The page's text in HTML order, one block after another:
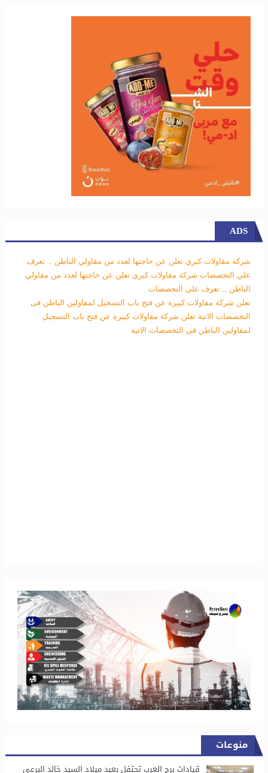
ADS
شركة مقاولات كبري تعلن عن حاجتها لعدد من مقاولي الباطن .. تعرف
علي التخصصات شركة مقاولات كبري تعلن عن حاجتها لعدد من مقاولي
الباطن .. تعرف علي التخصصات
تعلن شركة مقاولات كبيرة عن فتح باب التسجيل لمقاولين الباطن فى
التخصصات الاتية تعلن شركة مقاولات كبيرة عن فتح باب التسجيل
لمقاولين الباطن فى التخصصات الاتية
منوعات
قيادات برج العرب تحتفل بعيد ميلاد السيد خالد البرعي